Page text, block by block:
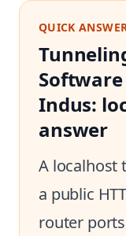
QUICK
Indus:
answer
A localhost
a public
router